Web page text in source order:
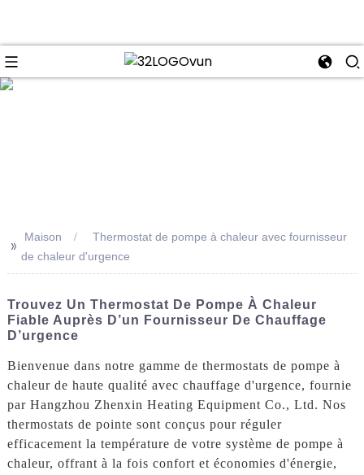
>> Maison
Thermostat de pompe à chaleur avec fournisseur
de chaleur d'urgence
Trouvez Un Thermostat De Pompe À Chaleur
Fiable Auprès D’un Fournisseur De Chauffage
D’urgence
Bienvenue dans notre gamme de thermostats de pompe à
chaleur de haute qualité avec chauffage d'urgence, fournie
par Hangzhou Zhenxin Heating Equipment Co., Ltd. Nos
thermostats de pointe sont conçus pour réguler
efficacement la température de votre système de pompe à
chaleur, offrant à la fois confort et économies d'énergie,